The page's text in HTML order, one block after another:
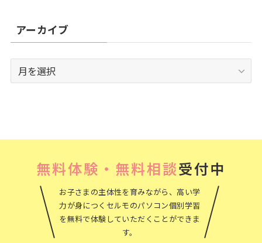
アーカイブ
ー
無料体験・無料相談受付中
お子さまの主体性を育みながら、高い学
力が身につくセルモのパソコン個別学習
を無料で体験していただくことができま
す。